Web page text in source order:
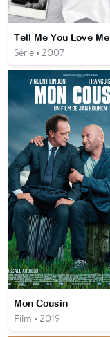
Tell Me You Love Me
Série • 2007
Mon Cousin
Film • 2019